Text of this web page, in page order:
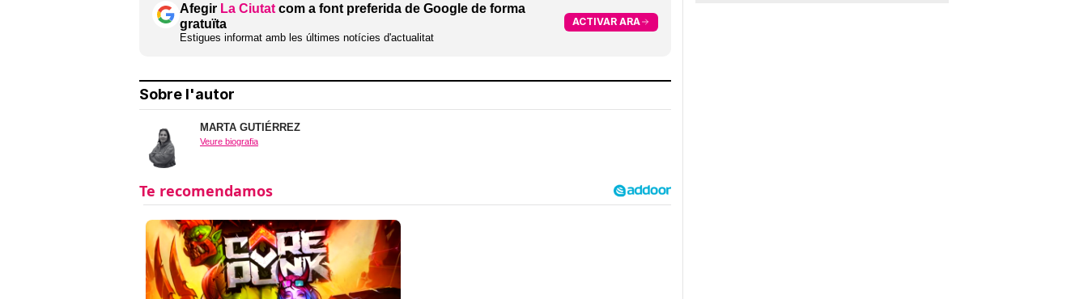
Afegir La Ciutat com a font preferida de Google de forma
gratuïta
Estigues informat amb les últimes notícies d'actualitat
ACTIVAR ARA
Sobre l'autor
MARTA GUTIÉRREZ
Veure biografia